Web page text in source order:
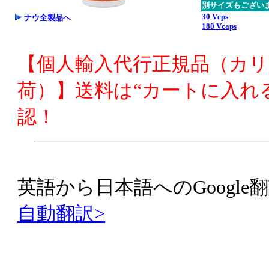
ナウ全製品へ
別サイズもござい
30 Vcps
180 Vcaps
【個人輸入代行正規品（カ
荷）】送料は“カートに入れ
認！
英語から日本語へのGoogle
自動翻訳>